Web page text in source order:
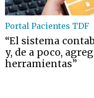
Portal Pacientes TDF
“El sistema
y, de a poco,
herramientas”